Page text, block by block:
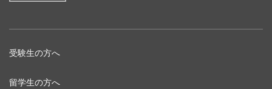
受験生の方へ
留学生の方へ